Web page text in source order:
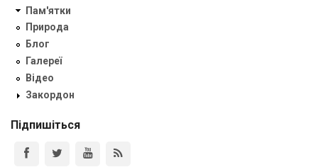
Пам'ятки
Природа
Блог
Галереї
Відео
Закордон
Підпишіться